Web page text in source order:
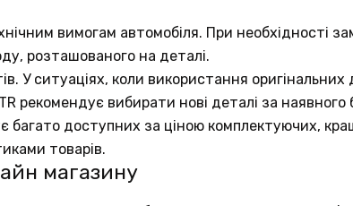
вимогам автомобіля. При необхідності
розташованого на деталі.
У ситуаціях, коли використання
рекомендує вибирати нові деталі за
багато доступних за ціною комплектуючих,
товарів.
магазину